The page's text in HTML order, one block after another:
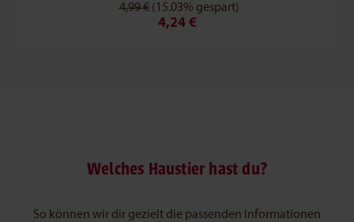
4,99 € (15.03% gespart)
4,24 €
Welches Haustier hast du?
So können wir dir gezielt die passenden Informationen